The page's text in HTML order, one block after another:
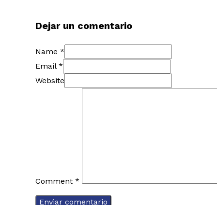
Dejar un comentario
Name *
Email *
Website
Comment *